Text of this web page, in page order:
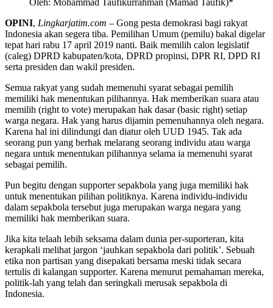
OPINI, Lingkarjatim.com – Gong pesta demokrasi bagi rakyat
Indonesia akan segera tiba. Pemilihan Umum (pemilu) bakal digelar
tepat hari rabu 17 april 2019 nanti. Baik memilih calon legislatif
(caleg) DPRD kabupaten/kota, DPRD propinsi, DPR RI, DPD RI
serta presiden dan wakil presiden.
Semua rakyat yang sudah memenuhi syarat sebagai pemilih
memiliki hak menentukan pilihannya. Hak memberikan suara atau
memilih (right to vote) merupakan hak dasar (basic right) setiap
warga negara. Hak yang harus dijamin pemenuhannya oleh negara.
Karena hal ini dilindungi dan diatur oleh UUD 1945. Tak ada
seorang pun yang berhak melarang seorang individu atau warga
negara untuk menentukan pilihannya selama ia memenuhi syarat
sebagai pemilih.
Pun begitu dengan supporter sepakbola yang juga memiliki hak
untuk menentukan pilihan politiknya. Karena individu-individu
dalam sepakbola tersebut juga merupakan warga negara yang
memiliki hak memberikan suara.
Jika kita telaah lebih seksama dalam dunia per-suporteran, kita
kerapkali melihat jargon ‘jauhkan sepakbola dari politik’. Sebuah
etika non partisan yang disepakati bersama meski tidak secara
tertulis di kalangan supporter. Karena menurut pemahaman mereka,
politik-lah yang telah dan seringkali merusak sepakbola di
Indonesia.